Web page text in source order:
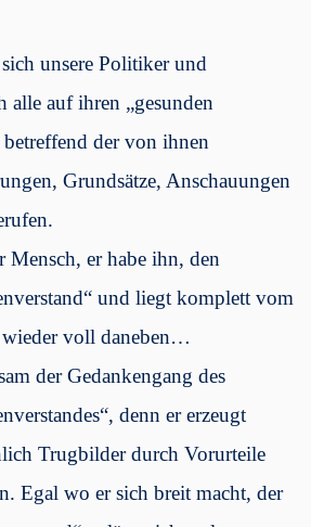
unsere Politiker und
alle auf ihren „gesunden
betreffend der von ihnen
Grundsätze, Anschauungen
Mensch, er habe ihn, den
und liegt komplett vom
voll daneben…
der Gedankengang des
denn er erzeugt
Trugbilder durch Vorurteile
Egal wo er sich breit macht, der